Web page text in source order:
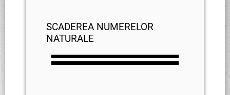
SCADEREA NUMERELOR
NATURALE